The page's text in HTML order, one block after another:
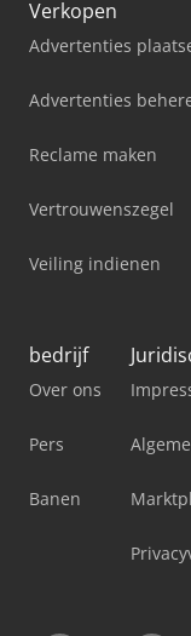
Verkopen
Advertenties
Advertenties
Reclame maken
Vertrouwenszegel
Veiling indienen
bedrijf
Over ons
Pers
Banen